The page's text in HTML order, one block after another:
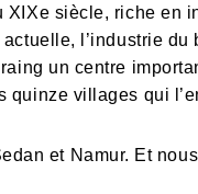
siècle, riche en
l’industrie
un centre
quinze villages qui
et Namur. Et